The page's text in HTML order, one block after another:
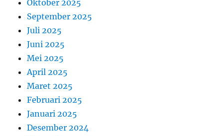
Oktober 2025
September 2025
Juli 2025
Juni 2025
Mei 2025
April 2025
Maret 2025
Februari 2025
Januari 2025
Desember 2024